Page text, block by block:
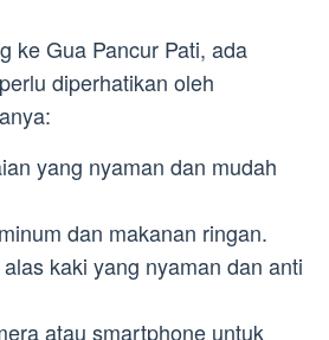
ke Gua Pancur Pati, ada
diperhatikan oleh
yang nyaman dan mudah
dan makanan ringan.
kaki yang nyaman dan anti
atau smartphone untuk